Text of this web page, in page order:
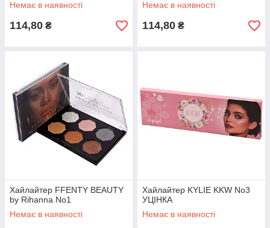
Немає в наявності
114,80 ₴
Немає в наявності
114,80 ₴
Хайлайтер FFENTY BEAUTY
by Rihanna No1
Немає в наявності
Хайлайтер KYLIE KKW No3
УЦІНКА
Немає в наявності